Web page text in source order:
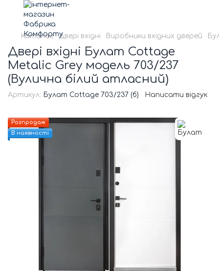
Каталог Двері вхідні Виробники вхідних дверей
Двері вхідні Булат Cottage
Metalic Grey модель 703/237
(Вулична білий атласний)
Артикул: Булат Cottage 703/237 (б) Написати відгук
Розпродаж
В наявності